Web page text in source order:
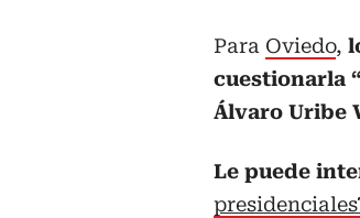
Para Oviedo,
cuestionarla
Álvaro Uribe
Le puede